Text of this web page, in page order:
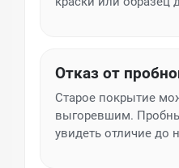
Отказ от
Старое покрытие
выгоревшим.
увидеть отличие до